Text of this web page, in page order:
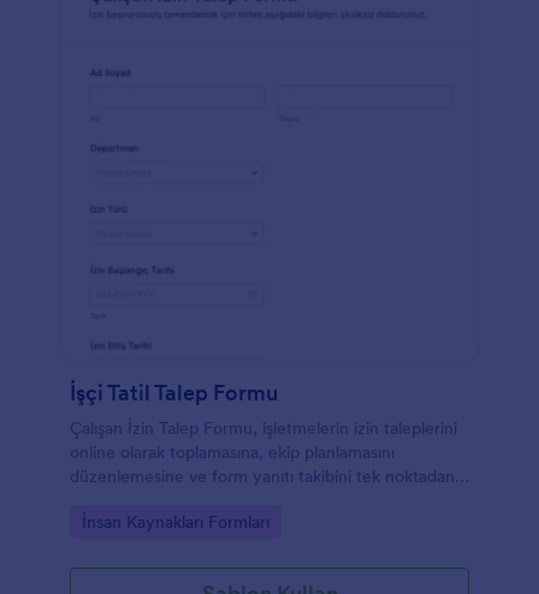
İşçi Tatil Talep Formu
Çalışan İzin Talep Formu, işletmelerin izin taleplerini
online olarak toplamasına, ekip planlamasını
düzenlemesine ve form yanıtı takibini tek noktadan
Go to Category:
İnsan Kaynakları Formları